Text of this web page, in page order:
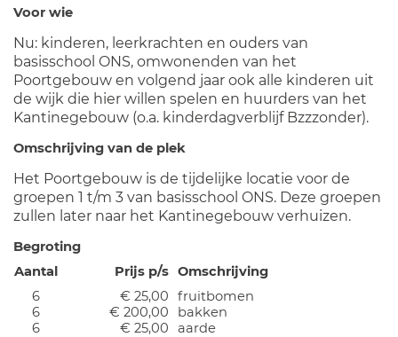
Voor wie
Nu: kinderen, leerkrachten en ouders van
basisschool ONS, omwonenden van het
Poortgebouw en volgend jaar ook alle kinderen uit
de wijk die hier willen spelen en huurders van het
Kantinegebouw (o.a. kinderdagverblijf Bzzzonder).
Omschrijving van de plek
Het Poortgebouw is de tijdelijke locatie voor de
groepen 1 t/m 3 van basisschool ONS. Deze groepen
zullen later naar het Kantinegebouw verhuizen.
Begroting
Aantal
Prijs p/s Omschrijving
6
€ 25,00
fruitbomen
6
€ 200,00
bakken
6
€ 25,00 aarde